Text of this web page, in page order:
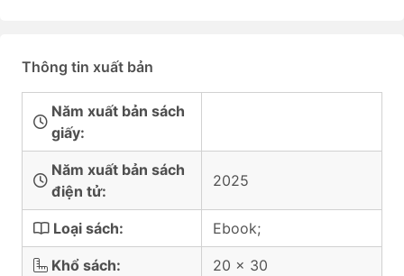
Thông tin xuất bản
Năm xuất bản sách
giấy:
Năm xuất bản sách
điện tử:
2025
Loại sách: Ebook;
Khổ sách: 20 x 30